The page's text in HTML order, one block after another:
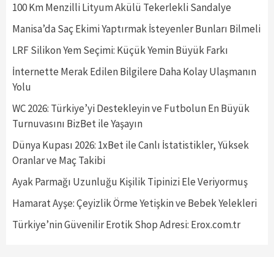
100 Km Menzilli Lityum Akülü Tekerlekli Sandalye
Manisa’da Saç Ekimi Yaptırmak İsteyenler Bunları Bilmeli
LRF Silikon Yem Seçimi: Küçük Yemin Büyük Farkı
İnternette Merak Edilen Bilgilere Daha Kolay Ulaşmanın
Yolu
WC 2026: Türkiye’yi Destekleyin ve Futbolun En Büyük
Turnuvasını BizBet ile Yaşayın
Dünya Kupası 2026: 1xBet ile Canlı İstatistikler, Yüksek
Oranlar ve Maç Takibi
Ayak Parmağı Uzunluğu Kişilik Tipinizi Ele Veriyormuş
Hamarat Ayşe: Çeyizlik Örme Yetişkin ve Bebek Yelekleri
Türkiye’nin Güvenilir Erotik Shop Adresi: Erox.com.tr